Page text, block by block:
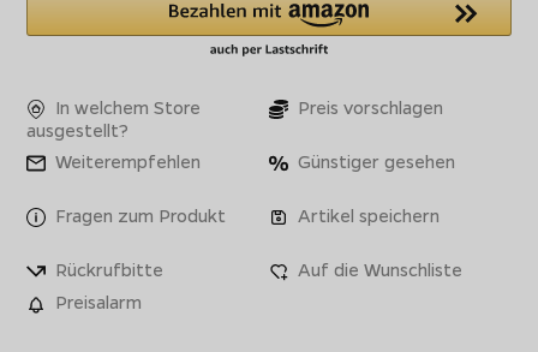
In welchem Store
ausgestellt?
Preis vorschlagen
Weiterempfehlen Günstiger gesehen
Fragen zum Produkt Artikel speichern
Rückrufbitte
Auf die Wunschliste
Preisalarm